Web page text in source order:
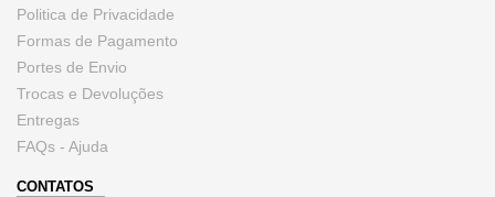
Politica de Privacidade
Formas de Pagamento
Portes de Envio
Trocas e Devoluções
Entregas
FAQs - Ajuda
CONTATOS